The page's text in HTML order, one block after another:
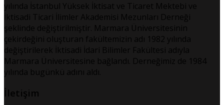
yılında İstanbul Yüksek İktisat ve Ticaret Mektebi ve
İktisadi Ticari İlimler Akademisi Mezunları Derneği
şeklinde değiştirilmiştir. Marmara Üniversitesinin
çekirdeğini oluşturan fakültemizin adı 1982 yılında
değiştirilerek İktisadi İdari Bilimler Fakültesi adıyla
Marmara Üniversitesine bağlandı. Derneğimiz de 1984
yılında bugünkü adını aldı.
İletişim